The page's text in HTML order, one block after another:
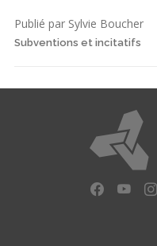
Publié par Sylvie Boucher
Subventions et incitatifs